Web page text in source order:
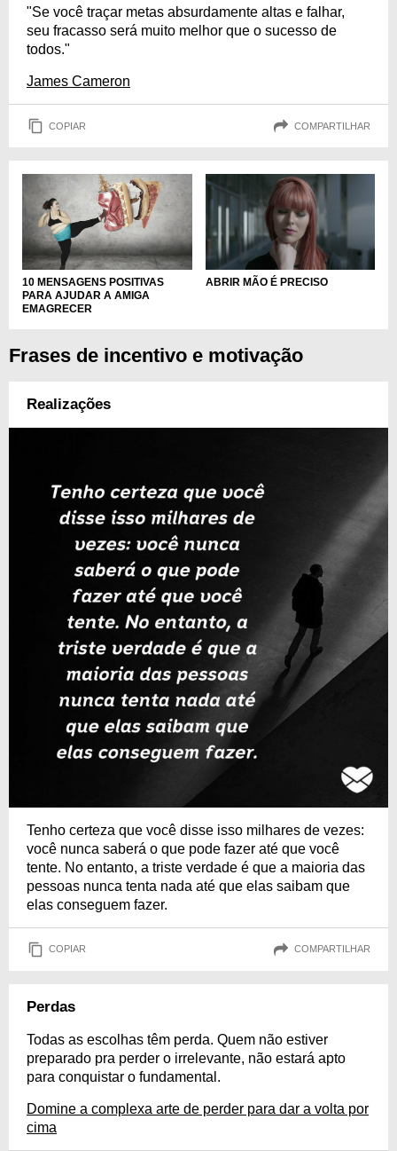
"Se você traçar metas absurdamente altas e falhar,
seu fracasso será muito melhor que o sucesso de
todos."
James Cameron
COPIAR COMPARTILHAR
10 MENSAGENS POSITIVAS
PARA AJUDAR A AMIGA
EMAGRECER
ABRIR MÃO É PRECISO
Frases de incentivo e motivação
Realizações
Tenho certeza que você disse isso milhares de vezes:
você nunca saberá o que pode fazer até que você
tente. No entanto, a triste verdade é que a maioria das
pessoas nunca tenta nada até que elas saibam que
elas conseguem fazer.
COPIAR COMPARTILHAR
Perdas
Todas as escolhas têm perda. Quem não estiver
preparado pra perder o irrelevante, não estará apto
para conquistar o fundamental.
Domine a complexa arte de perder para dar a volta por
cima